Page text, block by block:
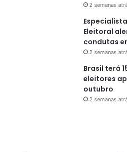
2 semanas
Eleitoral
condutas
2 semanas
Brasil terá
eleitores
outubro
2 semanas